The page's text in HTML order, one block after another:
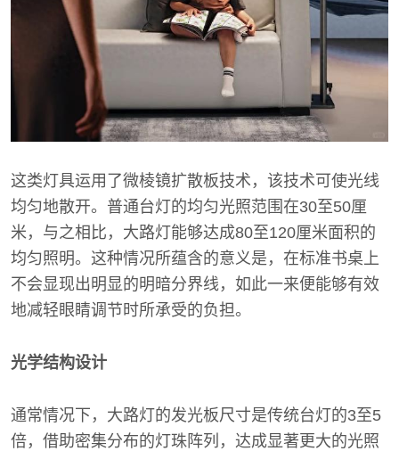
这类灯具运用了微棱镜扩散板技术，该技术可使光线
均匀地散开。普通台灯的均匀光照范围在30至50厘
米，与之相比，大路灯能够达成80至120厘米面积的
均匀照明。这种情况所蕴含的意义是，在标准书桌上
不会显现出明显的明暗分界线，如此一来便能够有效
地减轻眼睛调节时所承受的负担。
光学结构设计
通常情况下，大路灯的发光板尺寸是传统台灯的3至5
倍，借助密集分布的灯珠阵列，达成显著更大的光照